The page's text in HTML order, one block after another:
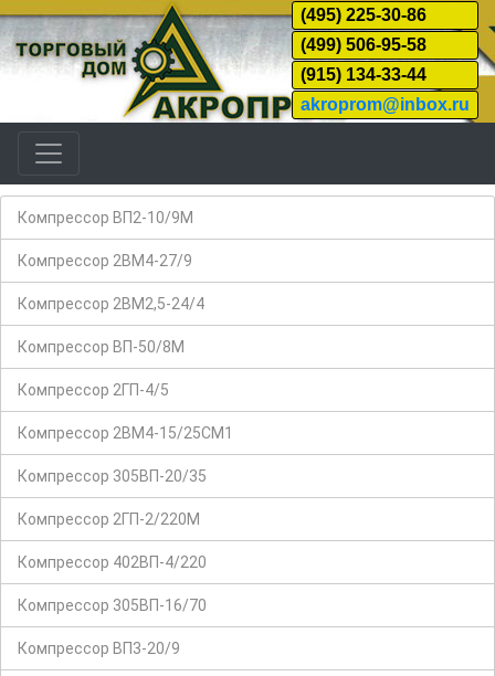
(495) 225-30-86
(499) 506-95-58
(915) 134-33-44
akroprom@inbox.ru
Компрессор ВП2-10/9М
Компрессор 2ВМ4-27/9
Компрессор 2ВМ2,5-24/4
Компрессор ВП-50/8М
Компрессор 2ГП-4/5
Компрессор 2ВМ4-15/25СМ1
Компрессор 305ВП-20/35
Компрессор 2ГП-2/220М
Компрессор 402ВП-4/220
Компрессор 305ВП-16/70
Компрессор ВП3-20/9